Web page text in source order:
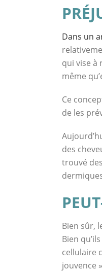
Dans un
qui vise à
même
Ce
de les
des
trouvé
Bien sûr,
Bien
cellulaire
jouvence